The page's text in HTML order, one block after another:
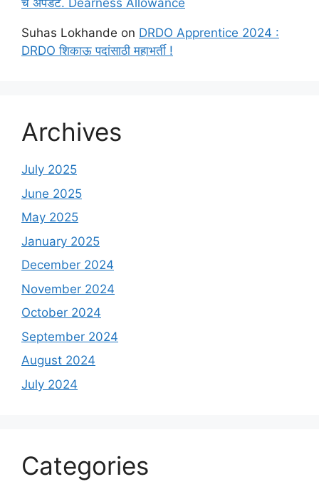
चे अपडेट. Dearness Allowance
Suhas Lokhande on DRDO Apprentice 2024 :
DRDO शिकाऊ पदांसाठी महाभर्ती !
Archives
July 2025
June 2025
May 2025
January 2025
December 2024
November 2024
October 2024
September 2024
August 2024
July 2024
Categories